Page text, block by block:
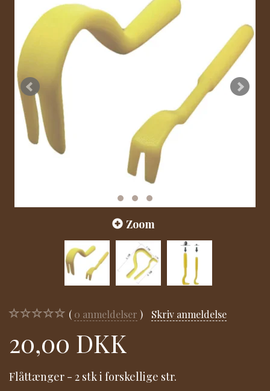
Zoom
0 anmeldelser Skriv anmeldelse
20,00 DKK
Flåttænger - 2 stk i forskellige str.